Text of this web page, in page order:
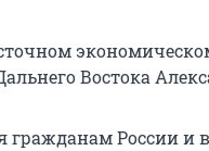
Востока
гражданам России и